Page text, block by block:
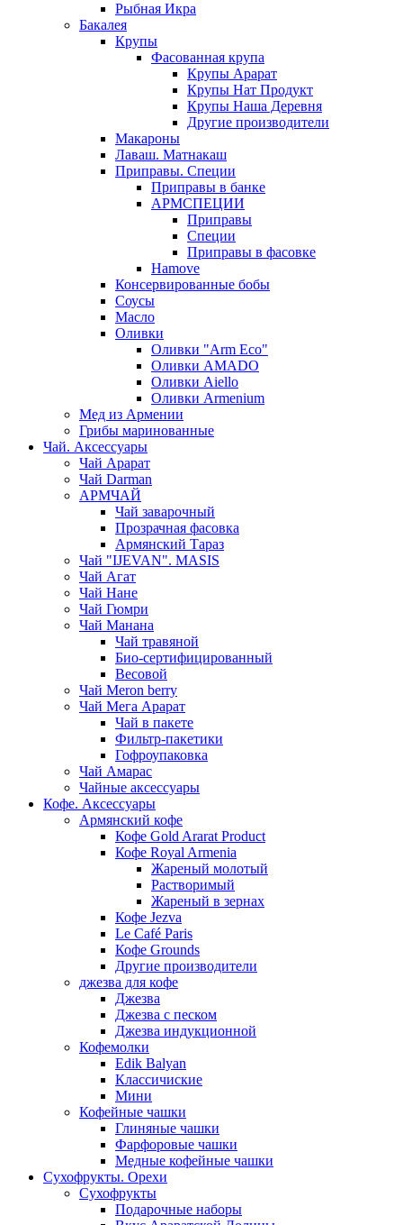
Рыбная Икра
Бакалея
Крупы
Фасованная крупа
Крупы Арарат
Крупы Нат Продукт
Крупы Наша Деревня
Другие производители
Макароны
Лаваш. Матнакаш
Приправы. Специи
Приправы в банке
АРМСПЕЦИИ
Приправы
Специи
Приправы в фасовке
Hamove
Консервированные бобы
Соусы
Масло
Оливки
Оливки "Arm Eco"
Оливки AMADO
Оливки Aiello
Оливки Armenium
Мед из Армении
Грибы маринованные
Чай. Аксессуары
Чай Арарат
Чай Darman
АРМЧАЙ
Чай заварочный
Прозрачная фасовка
Армянский Тараз
Чай "IJEVAN". MASIS
Чай Агат
Чай Нане
Чай Гюмри
Чай Манана
Чай травяной
Био-сертифицированный
Весовой
Чай Meron berry
Чай Мега Арарат
Чай в пакете
Фильтр-пакетики
Гофроупаковка
Чай Амарас
Чайные аксессуары
Кофе. Аксессуары
Армянский кофе
Кофе Gold Ararat Product
Кофе Royal Armenia
Жареный молотый
Растворимый
Жареный в зернах
Кофе Jezva
Le Café Paris
Кофе Grounds
Другие производители
джезва для кофе
Джезва
Джезва с песком
Джезва индукционной
Кофемолки
Edik Balyan
Классичиские
Мини
Кофейные чашки
Глиняные чашки
Фарфоровые чашки
Медные кофейные чашки
Сухофрукты. Орехи
Сухофрукты
Подарочные наборы